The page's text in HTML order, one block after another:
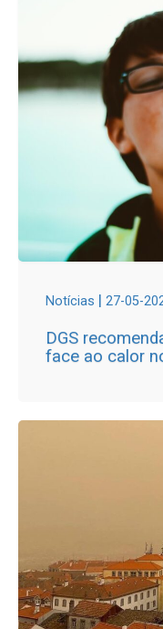
Notícias | 27-05-
DGS
face ao calor